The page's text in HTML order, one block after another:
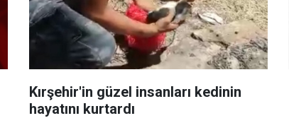
Kırşehir'in güzel insanları kedinin
hayatını kurtardı